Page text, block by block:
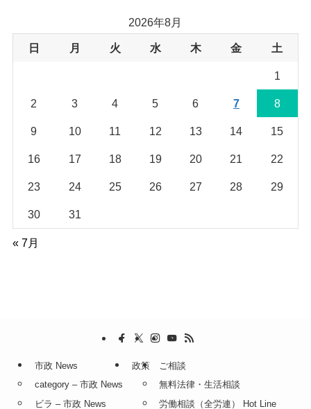
ブ
2026年8月
日 月 火 水 木 金 土
1
2 3 4 5 6 7 8
9 10 11 12 13 14 15
16 17 18 19 20 21 22
23 24 25 26 27 28 29
30 31
« 7月
市政 News
category – 市政 News
ビラ – 市政 News
政策
ご相談
無料法律・生活相談
労働相談（全労連） Hot Line